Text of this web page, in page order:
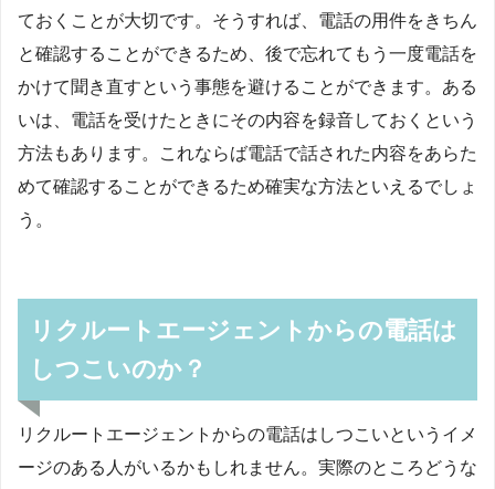
ておくことが大切です。そうすれば、電話の用件をきちん
と確認することができるため、後で忘れてもう一度電話を
かけて聞き直すという事態を避けることができます。ある
いは、電話を受けたときにその内容を録音しておくという
方法もあります。これならば電話で話された内容をあらた
めて確認することができるため確実な方法といえるでしょ
う。
リクルートエージェントからの電話は
しつこいのか？
リクルートエージェントからの電話はしつこいというイメ
ージのある人がいるかもしれません。実際のところどうな